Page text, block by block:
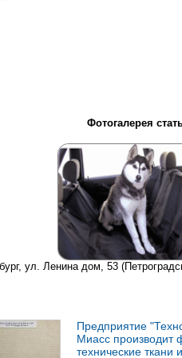
Фотогалерея
ул. Ленина дом, 53
Предприятие
Миасс производит
технические ткани